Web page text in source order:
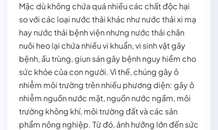
Mặc dù không chứa quá nhiều các chất độc hại
so với các loại nước thải khác như nước thải xi mạ
hay nước thải bệnh viện nhưng nước thải chăn
nuôi heo lại chứa nhiều vi khuẩn, vi sinh vật gây
bệnh, ấu trùng, giun sán gây bệnh nguy hiểm cho
sức khỏe của con người. Vì thế, chúng gây ô
nhiễm môi trường trên nhiều phương diện: gây ô
nhiễm nguồn nước mặt, nguồn nước ngầm, môi
trường không khí, môi trường đất và các sản
phẩm nông nghiệp. Từ đó, ảnh hưởng lớn đến sức